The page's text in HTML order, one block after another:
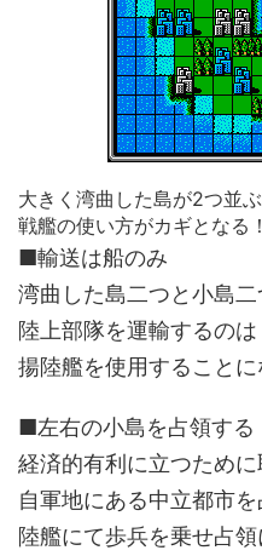
大きく湾曲した島が2つ並
戦艦の使い方がカギとなる！
■輸送は船のみ
湾曲した島二つと小島
陸上部隊を運輸するのは
揚陸艦を使用することに
■左右の小島を占領する
経済的有利に立つため
自軍地にある中立都市
陸艦にて歩兵を乗せ占領